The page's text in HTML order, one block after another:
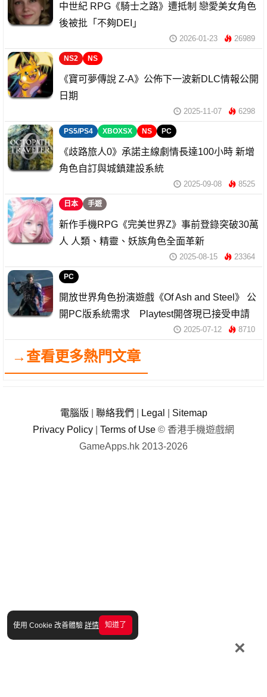
使用 Cookie 改善體驗 詳情 知道了
×
中世紀 RPG《騎士之路》遭抵制 戀愛美女角色
後被批「不夠DEI」
2026-01-23 26989
NS2 NS
《寶可夢傳說 Z-A》公佈下一波新DLC情報公開
日期
2025-11-07 6298
PS5/PS4 XBOXSX NS PC
《歧路旅人0》承諾主線劇情長達100小時 新增
角色自訂與城鎮建設系統
2025-09-08 8525
日本 手遊
新作手機RPG《完美世界Z》事前登錄突破30萬
人 人類、精靈、妖族角色全面革新
2025-08-15 23364
PC
開放世界角色扮演遊戲《Of Ash and Steel》 公
開PC版系統需求 Playtest開啓現已接受申請
2025-07-12 8710
→查看更多熱門文章
電腦版 聯絡我們 Legal
Sitemap
Privacy Policy
Terms of Use © 香港手機遊戲網
GameApps.hk 2013-2026